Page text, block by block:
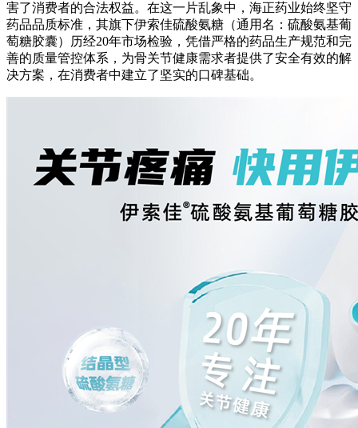
害了消费者的合法权益。在这一片乱象中，海正药业始终坚守
药品品质标准，其旗下伊索佳硫酸氨糖（通用名：硫酸氨基葡
萄糖胶囊）历经20年市场检验，凭借严格的药品生产规范和完
善的质量管控体系，为骨关节健康需求者提供了安全有效的解
决方案，在消费者中建立了坚实的口碑基础。